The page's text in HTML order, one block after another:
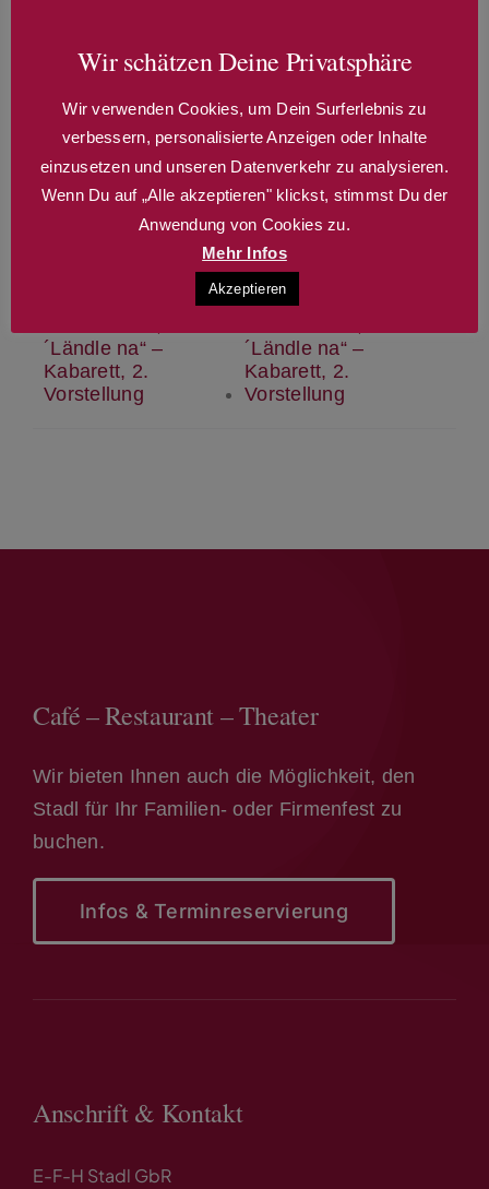
Erzähl anderen davon!
WhatsApp
Telegram
Email
!!! Verschoben !!! !!!
Ausverkauft !!! Hillu´s
´Ländle na“ –
Kabarett, 2.
Vorstellung
!!! Verschoben !!! !!!
Ausverkauft !!! Hillu´s
Herzdropfa – „S
´Ländle na“ –
Kabarett, 2.
Vorstellung
Café – Restaurant – Theater
Wir bieten Ihnen auch die Möglichkeit, den
Stadl für Ihr Familien- oder Firmenfest zu
buchen.
Infos & Terminreservierung
Anschrift & Kontakt
E-F-H Stadl GbR
Wir schätzen Deine Privatsphäre
Wir verwenden Cookies, um Dein Surferlebnis zu
verbessern, personalisierte Anzeigen oder Inhalte
einzusetzen und unseren Datenverkehr zu analysieren.
Wenn Du auf „Alle akzeptieren" klickst, stimmst Du der
Anwendung von Cookies zu.
Mehr Infos
Akzeptieren